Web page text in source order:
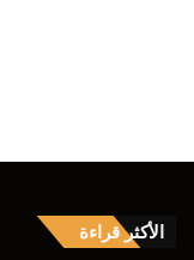
الأكثر قراءة